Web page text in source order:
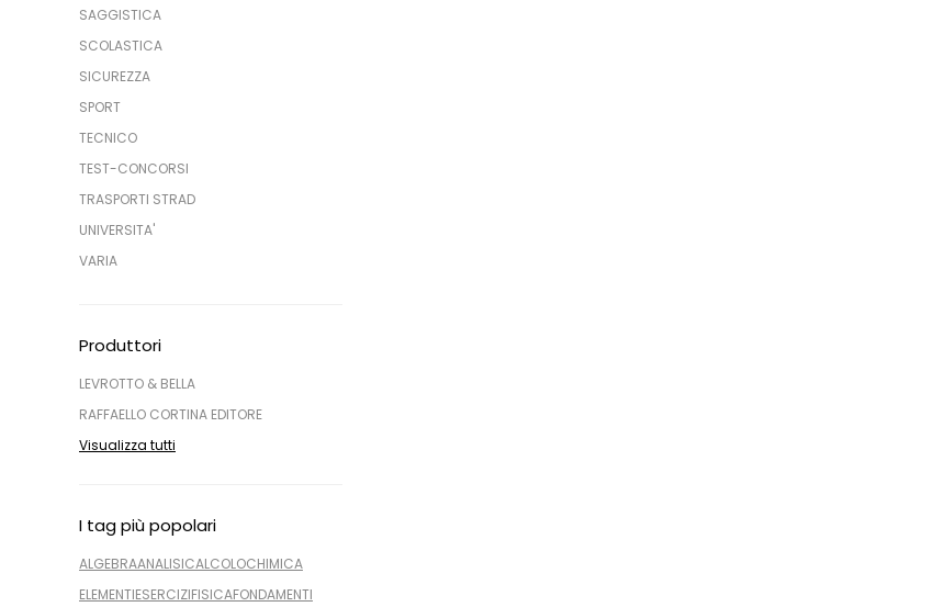
SAGGISTICA
SCOLASTICA
SICUREZZA
SPORT
TECNICO
TEST-CONCORSI
TRASPORTI STRAD
UNIVERSITA'
VARIA
Produttori
LEVROTTO & BELLA
RAFFAELLO CORTINA EDITORE
Visualizza tutti
I tag più popolari
ALGEBRAANALISICALCOLOCHIMICA
ELEMENTIESERCIZIFISICAFONDAMENTI